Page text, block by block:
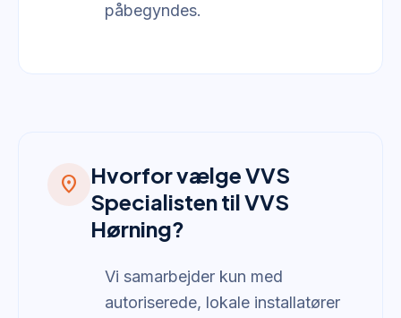
påbegyndes.
location_on
Hvorfor vælge VVS
Specialisten til VVS
Hørning?
Vi samarbejder kun med
autoriserede, lokale installatører